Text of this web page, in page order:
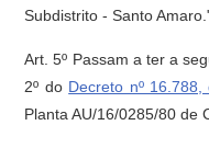
Subdistrito - Santo
Art. 5º Passam a ter a
2º do Decreto nº
Planta AU/16/0285/80 de